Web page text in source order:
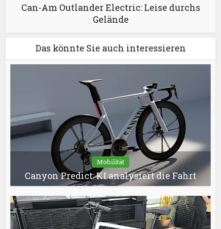
Can-Am Outlander Electric: Leise durchs
Gelände
Das könnte Sie auch interessieren
Mobilität
Canyon Predict: KI analysiert die Fahrt